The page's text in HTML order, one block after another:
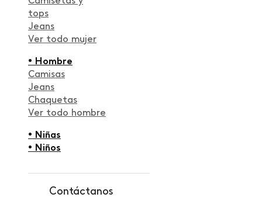
tops
Jeans
Ver todo mujer
• Hombre
Camisas
Jeans
Chaquetas
Ver todo hombre
• Niñas
• Niños
Contáctanos